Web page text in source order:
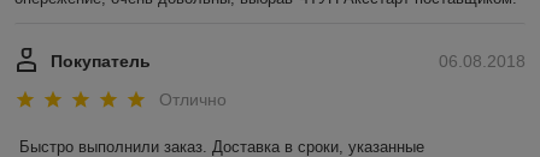
06.08.2018
Покупатель
Отлично
Быстро выполнили заказ. Доставка в сроки, указанные